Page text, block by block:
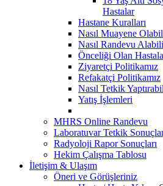
Hastalar
Hastane Kuralları
Nasıl Muayene
Nasıl Randevu
Önceliği Olan
Ziyaretçi Politikamız
Refakatçi Politikamız
Nasıl Tetkik
Yatış İşlemleri
MHRS Online Randevu
Laboratuvar Tetkik
Radyoloji Rapor Sonuçları
Hekim Çalışma Tablosu
İletişim & Ulaşım
Öneri ve Görüşleriniz